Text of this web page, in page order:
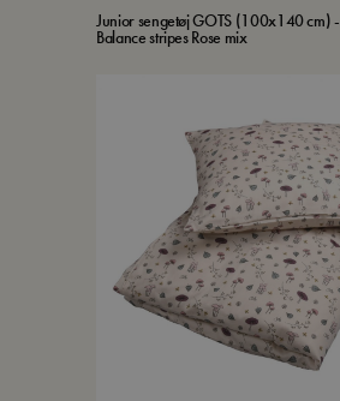
Junior sengetøj GOTS (100x140 cm) -
Balance stripes Rose mix